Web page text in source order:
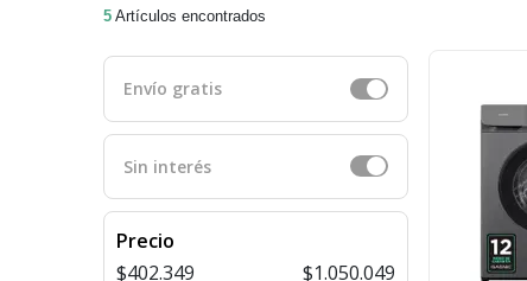
5 Artículos encontrados
Envío gratis
Sin interés
Precio
$402.349
$1.050.049